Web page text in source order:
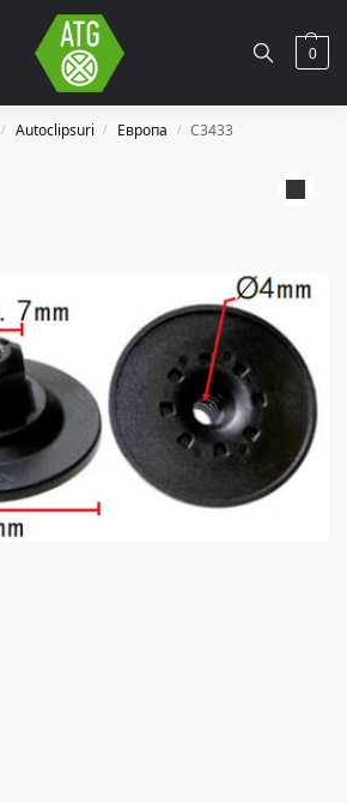
0
/ Autoclipsuri / Европа / C3433